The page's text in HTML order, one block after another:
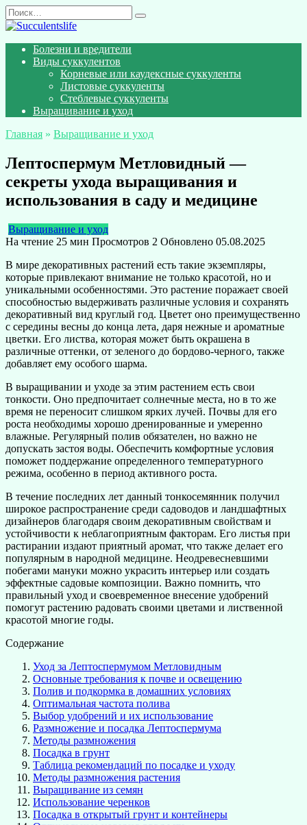
Перейти
к
Search
for:
Болезни и вредители
Виды суккулентов
Корневые или каудексные суккуленты
Листовые суккуленты
Стеблевые суккуленты
Выращивание и уход
Главная » Выращивание и уход
Лептоспермум Метловидный —
секреты ухода выращивания и
использования в саду и медицине
Выращивание и уход
На чтение 25 мин Просмотров 2 Обновлено 05.08.2025
В мире декоративных растений есть такие экземпляры,
которые привлекают внимание не только красотой, но и
уникальными особенностями. Это растение поражает своей
способностью выдерживать различные условия и сохранять
декоративный вид круглый год. Цветет оно преимущественно
с середины весны до конца лета, даря нежные и ароматные
цветки. Его листва, которая может быть окрашена в
различные оттенки, от зеленого до бордово-черного, также
добавляет ему особого шарма.
В выращивании и уходе за этим растением есть свои
тонкости. Оно предпочитает солнечные места, но в то же
время не переносит слишком ярких лучей. Почвы для его
роста необходимы хорошо дренированные и умеренно
влажные. Регулярный полив обязателен, но важно не
допускать застоя воды. Обеспечить комфортные условия
поможет поддержание определенного температурного
режима, особенно в период активного роста.
В течение последних лет данный тонкосемянник получил
широкое распространение среди садоводов и ландшафтных
дизайнеров благодаря своим декоративным свойствам и
устойчивости к неблагоприятным факторам. Его листья при
растирании издают приятный аромат, что также делает его
популярным в народной медицине. Неодревесневшими
побегами мануки можно украсить интерьер или создать
эффектные садовые композиции. Важно помнить, что
правильный уход и своевременное внесение удобрений
помогут растению радовать своими цветами и лиственной
красотой многие годы.
Содержание
Уход за Лептоспермумом Метловидным
Основные требования к почве и освещению
Полив и подкормка в домашних условиях
Оптимальная частота полива
Выбор удобрений и их использование
Размножение и посадка Лептоспермума
Методы размножения
Посадка в грунт
Таблица рекомендаций по посадке и уходу
Методы размножения растения
Выращивание из семян
Использование черенков
Посадка в открытый грунт и контейнеры